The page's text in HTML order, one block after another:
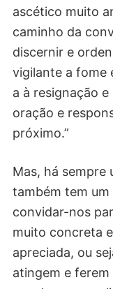
ascético muito
caminho da
discernir e
vigilante a fome
a à resignação
oração e
próximo.”
Mas, há sempre
também tem um
convidar-nos
muito concreta
apreciada, ou
atingem e